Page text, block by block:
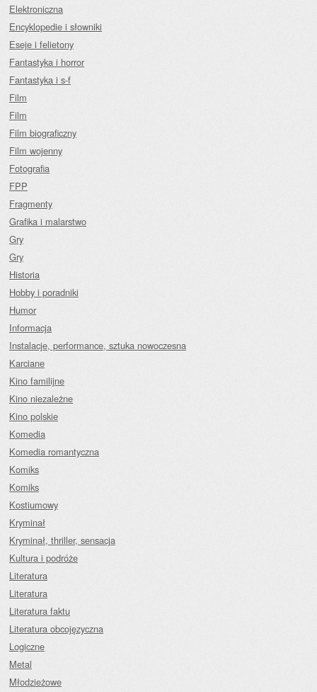
Elektroniczna
Encyklopedie i słowniki
Eseje i felietony
Fantastyka i horror
Fantastyka i s-f
Film
Film
Film biograficzny
Film wojenny
Fotografia
FPP
Fragmenty
Grafika i malarstwo
Gry
Gry
Historia
Hobby i poradniki
Humor
Informacja
Instalacje, performance, sztuka nowoczesna
Karciane
Kino familijne
Kino niezależne
Kino polskie
Komedia
Komedia romantyczna
Komiks
Komiks
Kostiumowy
Kryminał
Kryminał, thriller, sensacja
Kultura i podróże
Literatura
Literatura
Literatura faktu
Literatura obcojęzyczna
Logiczne
Metal
Młodzieżowe